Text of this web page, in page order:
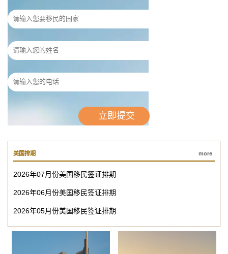
美国排期 more
2026年07月份美国移民签证排期
2026年06月份美国移民签证排期
2026年05月份美国移民签证排期